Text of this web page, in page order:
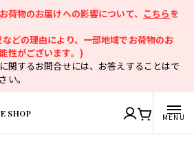
荷物のお届けへの影響について、 こちらを
どの理由により、一部地域でお荷物のお
性がございます。)
関するお問合せには、お答えすることはで
い。
SHOP